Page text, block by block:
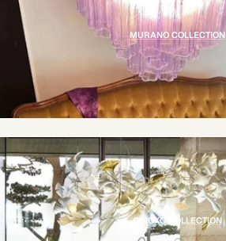
MURANO COLLECTION
GINGKO COLLECTION